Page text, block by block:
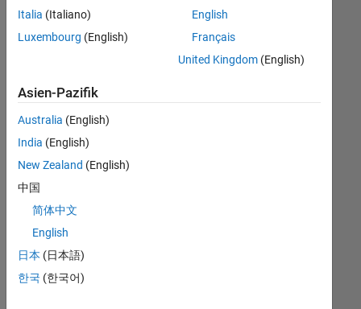
alle
Stellenangebote
anzeigen .
noch
keine
offenen
Stellen
können,
die
Ihren
entsprechen,
werden
Italia (Italiano)
Luxembourg (English)
English
Français
United Kingdom(English)
Asien-Pazifik
Australia (English)
India (English)
New Zealand (English)
中国
简体中文
English
日本 (日本語)
한국 (한국어)